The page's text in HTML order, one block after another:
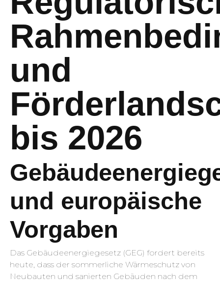
und
bis 2026
und europäische
Vorgaben
Das Gebäudeenergiegesetz (GEG) fordert bereits
heute, dass der sommerliche Wärmeschutz von
Neubauten und sanierten Gebäuden nach dem